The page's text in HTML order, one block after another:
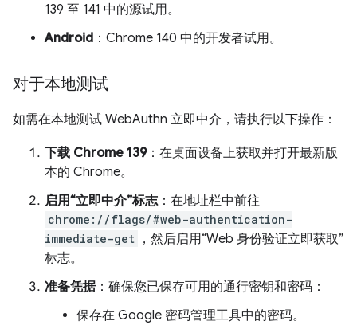
139 至 141 中的源试用。
Android ：Chrome 140 中的开发者试用。
对于本地测试
如需在本地测试 WebAuthn 立即中介，请执行以下操作：
下载 Chrome 139：在桌面设备上获取并打开最新版
本的 Chrome。
启用“立即中介”标志：在地址栏中前往
chrome://flags/#web-authentication-
immediate-get ，然后启用“Web 身份验证立即获取”
标志。
准备凭据：确保您已保存可用的通行密钥和密码：
保存在 Google 密码管理工具中的密码。